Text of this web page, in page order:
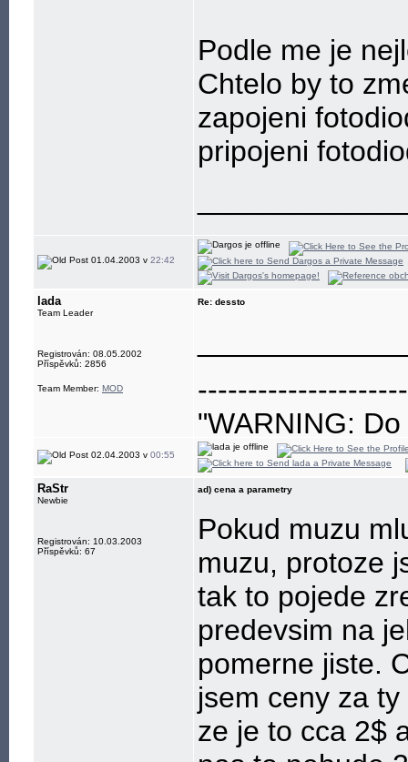
Podle me je
Chtelo by to
zapojeni
pripojeni
01.04.2003 v 22:42
lada
Team Leader
Registrován: 08.05.2002
Příspěvků: 2856
Team Member: MOD
Re: dessto
"WARNING:
eye"
02.04.2003 v 00:55
RaStr
Newbie
Registrován: 10.03.2003
Příspěvků: 67
ad) cena a parametry
Pokud muzu
muzu, protoze
tak to pojede
predevsim na
pomerne jiste.
jsem ceny za
ze je to cca 2$